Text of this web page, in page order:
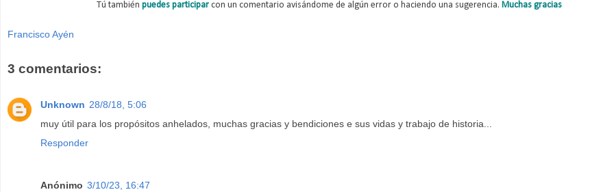
Tú también puedes participarcon un comentario avisándome de algún error o haciendo una sugerencia. Muchas gracias
Francisco Ayén
3 comentarios:
Unknown 28/8/18, 5:06
muy útil para los propósitos anhelados, muchas gracias y bendiciones e sus vidas y trabajo de historia...
Responder
Anónimo 3/10/23, 16:47